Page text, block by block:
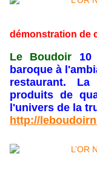
démonstration de
Le Boudoir 10
baroque à
restaurant.
produits de
l'univers de la
http://